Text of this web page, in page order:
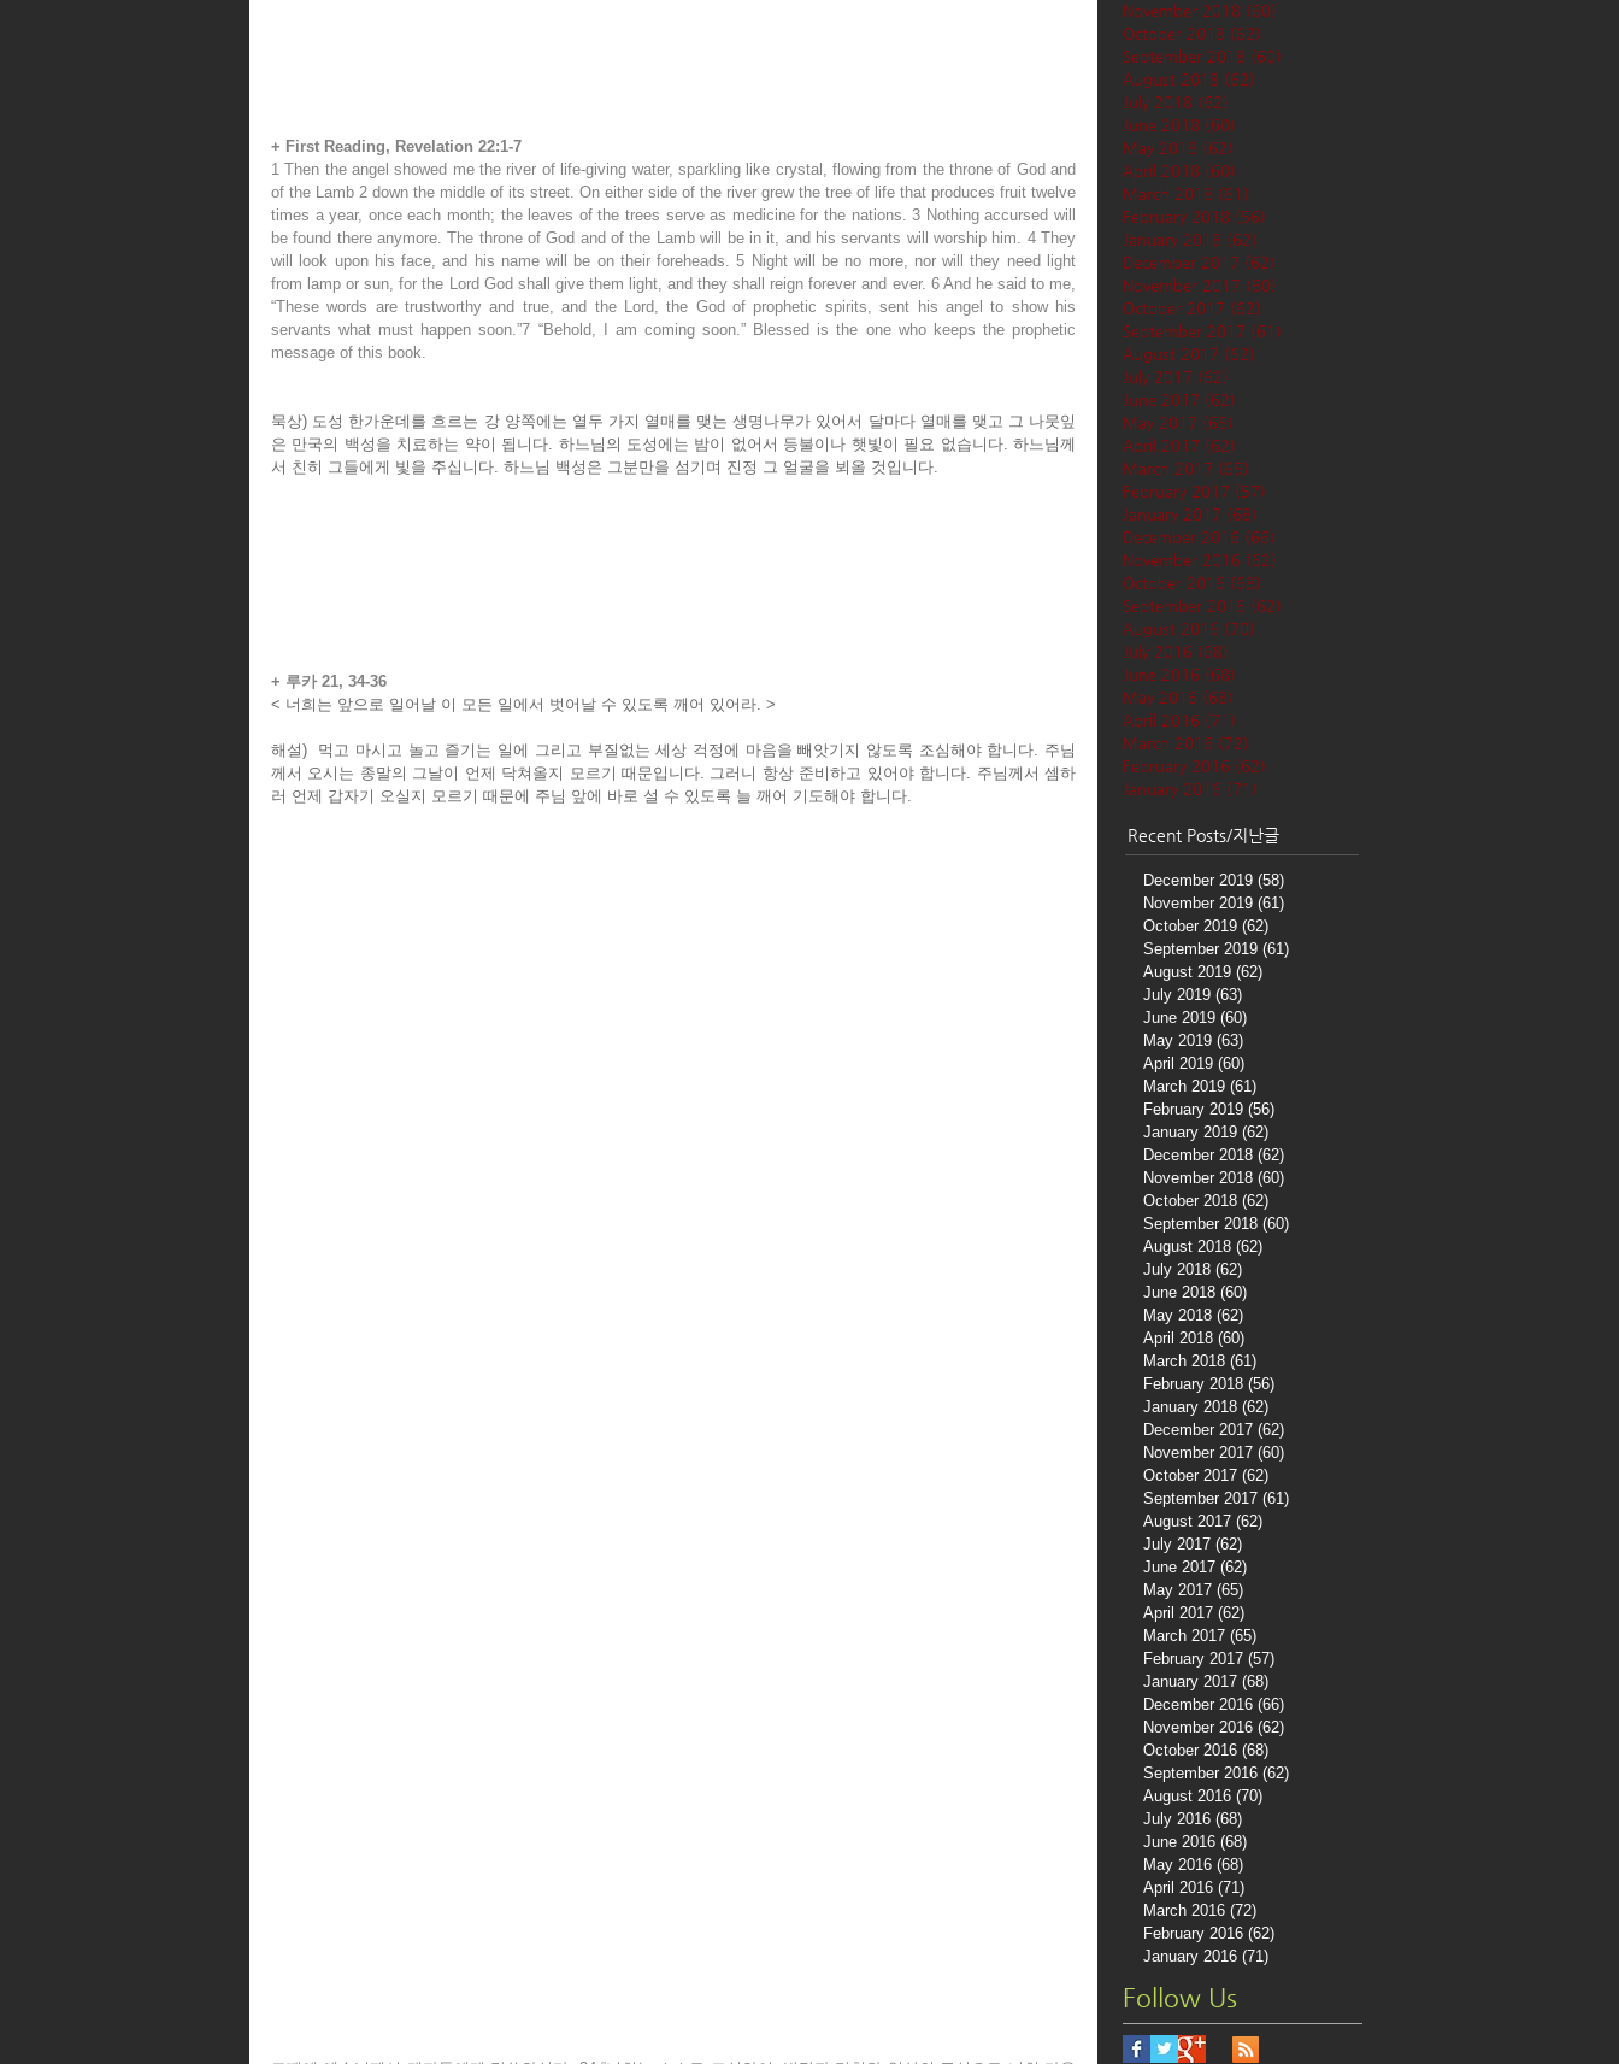
November 2018 (60)
October 2018 (62)
September 2018 (60)
August 2018 (62)
July 2018 (62)
June 2018 (60)
May 2018 (62)
April 2018 (60)
March 2018 (61)
February 2018 (56)
January 2018 (62)
December 2017 (62)
November 2017 (60)
October 2017 (62)
September 2017 (61)
August 2017 (62)
July 2017 (62)
June 2017 (62)
May 2017 (65)
April 2017 (62)
March 2017 (65)
February 2017 (57)
January 2017 (68)
December 2016 (66)
November 2016 (62)
October 2016 (68)
September 2016 (62)
August 2016 (70)
July 2016 (68)
June 2016 (68)
May 2016 (68)
April 2016 (71)
March 2016 (72)
February 2016 (62)
January 2016 (71)
Recent Posts/지난글
December 2019 (58)
November 2019 (61)
October 2019 (62)
September 2019 (61)
August 2019 (62)
July 2019 (63)
June 2019 (60)
May 2019 (63)
April 2019 (60)
March 2019 (61)
February 2019 (56)
January 2019 (62)
December 2018 (62)
November 2018 (60)
October 2018 (62)
September 2018 (60)
August 2018 (62)
July 2018 (62)
June 2018 (60)
May 2018 (62)
April 2018 (60)
March 2018 (61)
February 2018 (56)
January 2018 (62)
December 2017 (62)
November 2017 (60)
October 2017 (62)
September 2017 (61)
August 2017 (62)
July 2017 (62)
June 2017 (62)
May 2017 (65)
April 2017 (62)
March 2017 (65)
February 2017 (57)
January 2017 (68)
December 2016 (66)
November 2016 (62)
October 2016 (68)
September 2016 (62)
August 2016 (70)
July 2016 (68)
June 2016 (68)
May 2016 (68)
April 2016 (71)
March 2016 (72)
February 2016 (62)
January 2016 (71)
Follow Us
+ First Reading, Revelation 22:1-7
1 Then the angel showed me the river of life-giving water, sparkling like crystal, flowing from the throne of God and
of the Lamb 2 down the middle of its street. On either side of the river grew the tree of life that produces fruit twelve
times a year, once each month; the leaves of the trees serve as medicine for the nations. 3 Nothing accursed will
be found there anymore. The throne of God and of the Lamb will be in it, and his servants will worship him. 4 They
will look upon his face, and his name will be on their foreheads. 5 Night will be no more, nor will they need light
from lamp or sun, for the Lord God shall give them light, and they shall reign forever and ever. 6 And he said to me,
“These words are trustworthy and true, and the Lord, the God of prophetic spirits, sent his angel to show his
servants what must happen soon.”7 “Behold, I am coming soon.” Blessed is the one who keeps the prophetic
message of this book.
묵상) 도성 한가운데를 흐르는 강 양쪽에는 열두 가지 열매를 맺는 생명나무가 있어서 달마다 열매를 맺고 그 나뭇잎
은 만국의 백성을 치료하는 약이 됩니다. 하느님의 도성에는 밤이 없어서 등불이나 햇빛이 필요 없습니다. 하느님께
서 친히 그들에게 빛을 주십니다. 하느님 백성은 그분만을 섬기며 진정 그 얼굴을 뵈올 것입니다.
+ 루카 21, 34-36
< 너희는 앞으로 일어날 이 모든 일에서 벗어날 수 있도록 깨어 있어라. >
해설)  먹고 마시고 놀고 즐기는 일에 그리고 부질없는 세상 걱정에 마음을 빼앗기지 않도록 조심해야 합니다. 주님
께서 오시는 종말의 그날이 언제 닥쳐올지 모르기 때문입니다. 그러니 항상 준비하고 있어야 합니다. 주님께서 셈하
러 언제 갑자기 오실지 모르기 때문에 주님 앞에 바로 설 수 있도록 늘 깨어 기도해야 합니다.